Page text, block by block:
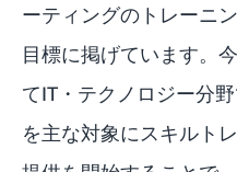
ーティングのトレーニ
目標に掲げています。
てIT・テクノロジー分
を主な対象にスキルト